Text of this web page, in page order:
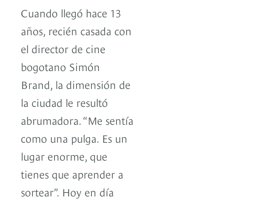
Cuando llegó hace 13
años, recién casada con
el director de cine
bogotano Simón
Brand, la dimensión de
la ciudad le resultó
abrumadora. “Me sentía
como una pulga. Es un
lugar enorme, que
tienes que aprender a
sortear”. Hoy en día